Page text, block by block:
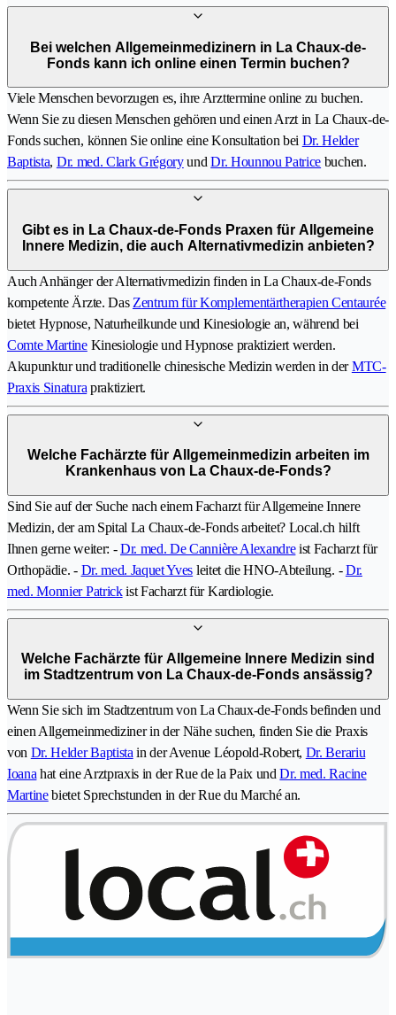
Bei welchen Allgemeinmedizinern in La Chaux-de-
Fonds kann ich online einen Termin buchen?
Viele Menschen bevorzugen es, ihre Arzttermine online zu buchen.
Wenn Sie zu diesen Menschen gehören und einen Arzt in La Chaux-de-
Fonds suchen, können Sie online eine Konsultation bei Dr. Helder
Baptista, Dr. med. Clark GrégoryundDr. Hounnou Patrice buchen.
Gibt es in La Chaux-de-Fonds Praxen für Allgemeine
Innere Medizin, die auch Alternativmedizin anbieten?
Auch Anhänger der Alternativmedizin finden in La Chaux-de-Fonds
kompetente Ärzte. Das Zentrum für Komplementärtherapien Centaurée
bietet Hypnose, Naturheilkunde und Kinesiologie an, während bei
Comte MartineKinesiologie und Hypnose praktiziert werden.
Akupunktur und traditionelle chinesische Medizin werden in derMTC-
Praxis Sinatura praktiziert.
Welche Fachärzte für Allgemeinmedizin arbeiten im
Krankenhaus von La Chaux-de-Fonds?
Sind Sie auf der Suche nach einem Facharzt für Allgemeine Innere
Medizin, der am Spital La Chaux-de-Fonds arbeitet? Local.ch hilft
Ihnen gerne weiter: -Dr. med. De Cannière Alexandreist Facharzt für
Orthopädie. - Dr. med. Jaquet Yves leitet die HNO-Abteilung. -Dr.
med. Monnier Patrickist Facharzt für Kardiologie.
Welche Fachärzte für Allgemeine Innere Medizin sind
im Stadtzentrum von La Chaux-de-Fonds ansässig?
Wenn Sie sich im Stadtzentrum von La Chaux-de-Fonds befinden und
einen Allgemeinmediziner in der Nähe suchen, finden Sie die Praxis
von Dr. Helder Baptista in der Avenue Léopold-Robert, Dr. Berariu
Ioana hat eine Arztpraxis in der Rue de la Paix undDr. med. Racine
Martinebietet Sprechstunden in der Rue du Marché an.